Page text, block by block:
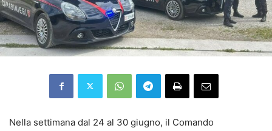
Nella settimana dal 24 al 30 giugno, il Comando